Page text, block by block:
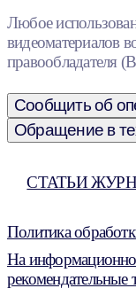
Любое
видеоматериалов
правообладателя
Сообщить об
Обращение в
СТАТЬИ
Политика
На
рекомендательные